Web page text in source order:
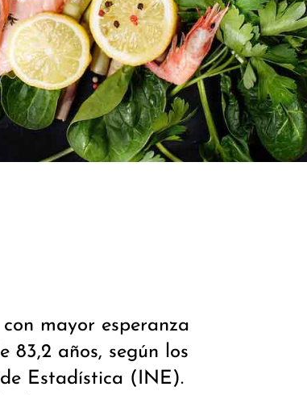
mayor esperanza
83,2 años, según los
Estadística (INE).